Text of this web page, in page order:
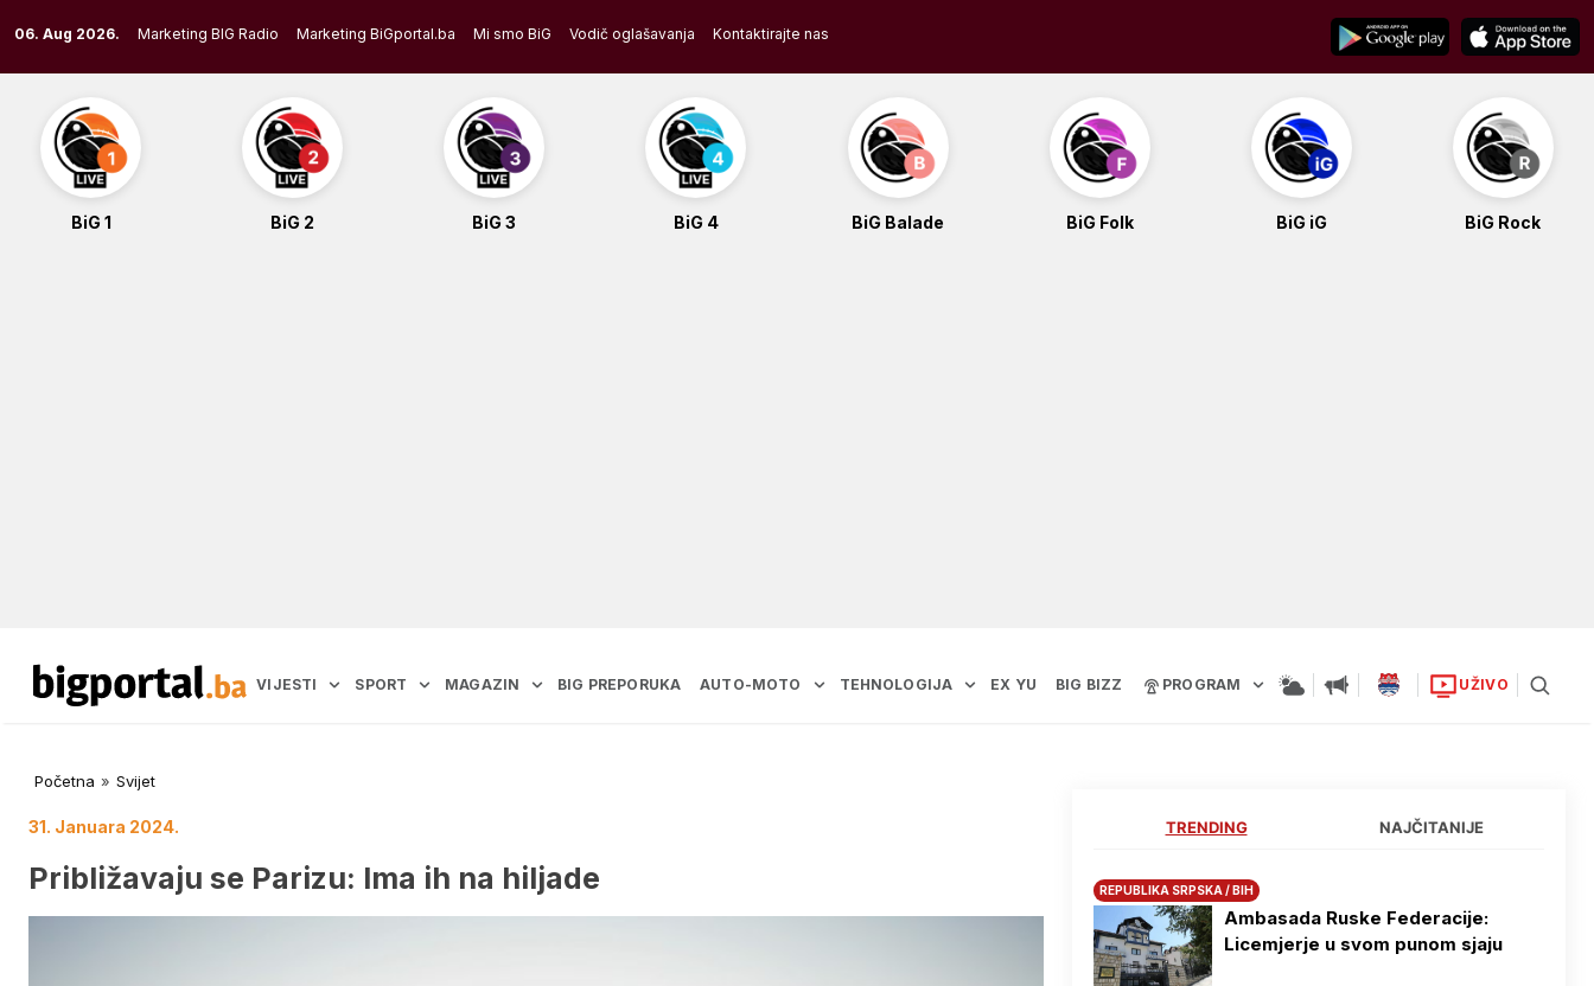
to
content
06. Aug 2026. Marketing BIG Radio Marketing BiGportal.ba Mi smo BiG Vodič oglašavanja Kontaktirajte nas
BiG 1 BiG 2 BiG 3 BiG 4 BiG Balade BiG Folk BiG iG BiG Rock
VIJESTI SPORT MAGAZIN BIG PREPORUKA AUTO-MOTO TEHNOLOGIJA EX YU BIG BIZZ PROGRAM UŽIVO
Početna » Svijet
31. Januara 2024.
Približavaju se Parizu: Ima ih na hiljade
TRENDING NAJČITANIJE
REPUBLIKA SRPSKA / BIH
Ambasada Ruske Federacije:
Licemjerje u svom punom sjaju